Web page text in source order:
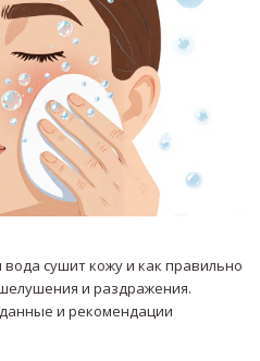
сушит кожу и как правильно
и раздражения.
и рекомендации